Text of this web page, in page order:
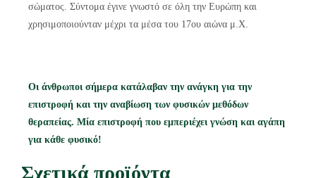
σώματος. Σύντομα έγινε γνωστό σε όλη την Ευρώπη και
χρησιμοποιούνταν μέχρι τα μέσα του 17ου αιώνα μ.Χ.
Οι άνθρωποι σήμερα κατάλαβαν την ανάγκη για την
επιστροφή και την αναβίωση των φυσικών μεθόδων
θεραπείας. Μία επιστροφή που εμπεριέχει γνώση και αγάπη
για κάθε φυσικό!
Σχετικά προϊόντα